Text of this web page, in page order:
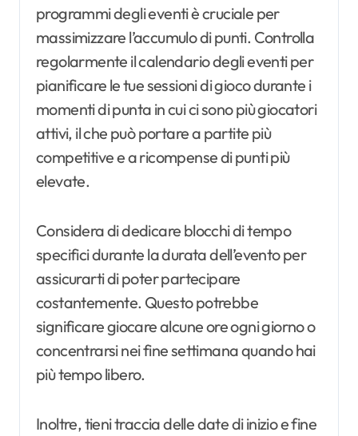
programmi degli eventi è cruciale per
massimizzare l’accumulo di punti. Controlla
regolarmente il calendario degli eventi per
pianificare le tue sessioni di gioco durante i
momenti di punta in cui ci sono più giocatori
attivi, il che può portare a partite più
competitive e a ricompense di punti più
elevate.
Considera di dedicare blocchi di tempo
specifici durante la durata dell’evento per
assicurarti di poter partecipare
costantemente. Questo potrebbe
significare giocare alcune ore ogni giorno o
concentrarsi nei fine settimana quando hai
più tempo libero.
Inoltre, tieni traccia delle date di inizio e fine